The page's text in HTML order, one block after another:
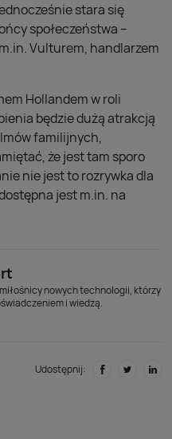
stara się
społeczeństwa –
Vulturem, handlarzem
Hollandem w roli
będzie dużą atrakcją
familijnych,
że jest tam sporo
nie jest to rozrywka dla
jest m.in. na
nowych technologii, którzy
i wiedzą.
Udostępnij: